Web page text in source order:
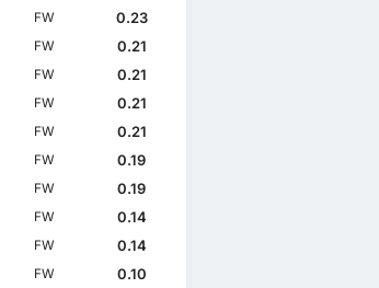
FW
0.23
FW
0.21
FW
0.21
FW
0.21
FW
0.21
FW
0.19
FW
0.19
FW
0.14
FW
0.14
FW
0.10